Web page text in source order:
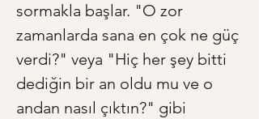
sormakla başlar. "O zor
zamanlarda sana en çok ne güç
verdi?" veya "Hiç her şey bitti
dediğin bir an oldu mu ve o
andan nasıl çıktın?" gibi